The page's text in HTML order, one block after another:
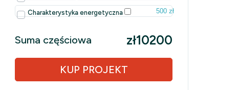
Charakterystyka energetyczna 500 zł
Suma częściowa zł10200
KUP PROJEKT